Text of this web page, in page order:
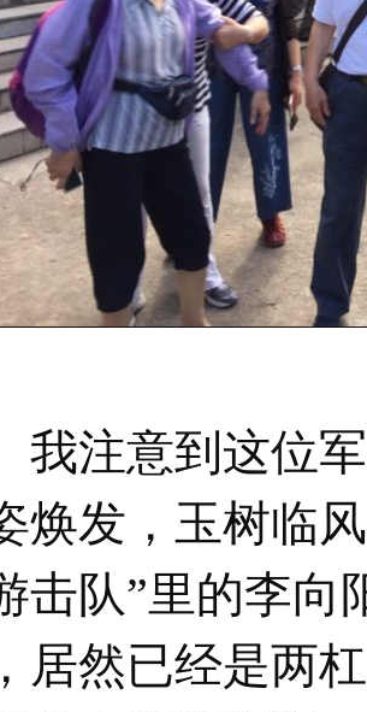
注意到这位军
焕发，玉树临
击队”里的李向
居然已经是两